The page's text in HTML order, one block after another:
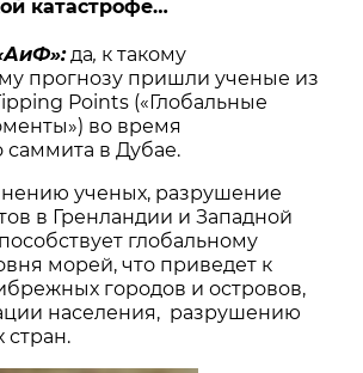
катастрофе…
да, к такому
прогнозу пришли ученые из
Points («Глобальные
во время
саммита в Дубае.
ученых, разрушение
в Гренландии и Западной
глобальному
морей, что приведет к
городов и островов,
населения, разрушению
стран.